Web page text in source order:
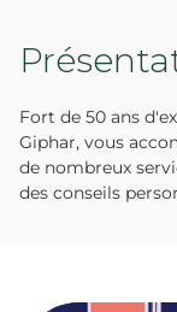
Fort de 50 ans
Giphar, vous
de nombreux
des conseils